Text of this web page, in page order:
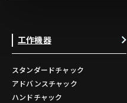
工作機器
スタンダードチャック
アドバンスチャック
ハンドチャック